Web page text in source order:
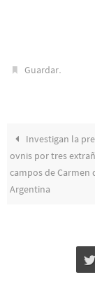
Guardar.
Investigan la
ovnis por tres
campos de Carmen
Argentina